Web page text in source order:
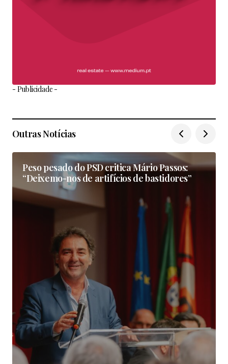
- Publicidade -
Outras Notícias
Peso pesado do PSD critica Mário Passos:
“Deixemo-nos de artifícios de bastidores”